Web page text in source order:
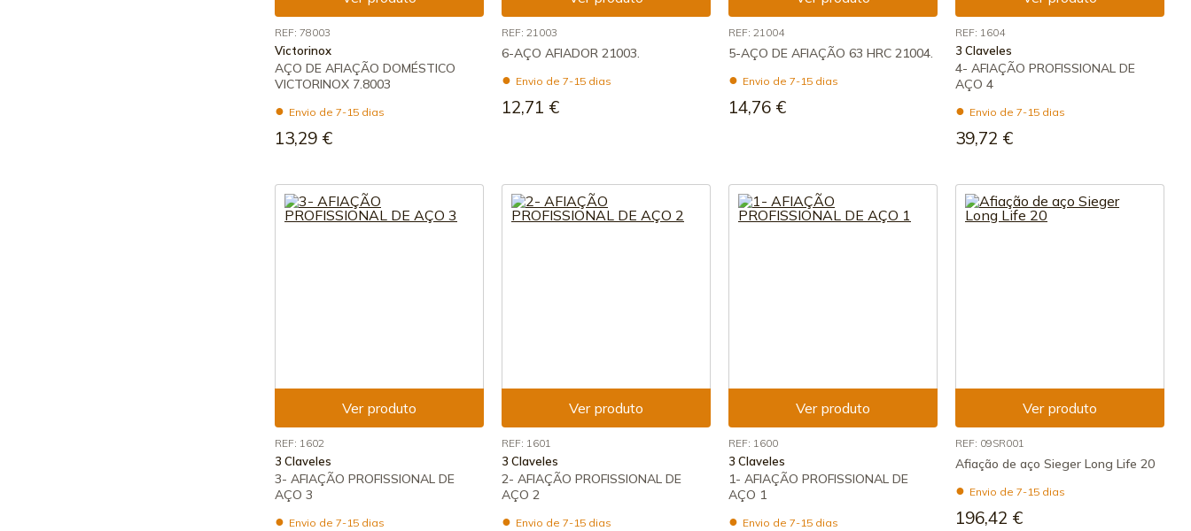
REF: 78003
Victorinox
AÇO DE AFIAÇÃO DOMÉSTICO
VICTORINOX 7.8003
Envio de 7-15 dias
13,29 €
REF: 21003
6-AÇO AFIADOR 21003.
Envio de 7-15 dias
12,71 €
REF: 21004
5-AÇO DE AFIAÇÃO 63 HRC 21004.
Envio de 7-15 dias
14,76 €
REF: 1604
3 Claveles
4- AFIAÇÃO PROFISSIONAL DE
AÇO 4
Envio de 7-15 dias
39,72 €
Ver produto
REF: 1602
3 Claveles
3- AFIAÇÃO PROFISSIONAL DE
AÇO 3
Envio de 7-15 dias
Ver produto
REF: 1601
3 Claveles
2- AFIAÇÃO PROFISSIONAL DE
AÇO 2
Envio de 7-15 dias
Ver produto
REF: 1600
3 Claveles
1- AFIAÇÃO PROFISSIONAL DE
AÇO 1
Envio de 7-15 dias
Ver produto
REF: 09SR001
Afiação de aço Sieger Long Life 20
Envio de 7-15 dias
196,42 €